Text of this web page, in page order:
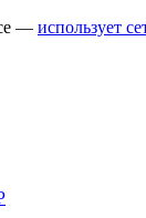
— использует